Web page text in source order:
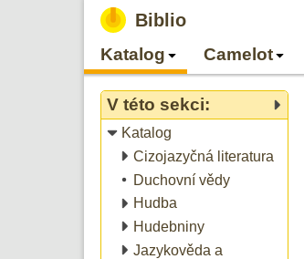
Biblio
Katalog Camelot
V této sekci:
Katalog
Cizojazyčná literatura
Duchovní vědy
Hudba
Hudebniny
Jazykověda a